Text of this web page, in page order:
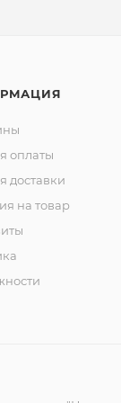
оплаты
доставки
на товар